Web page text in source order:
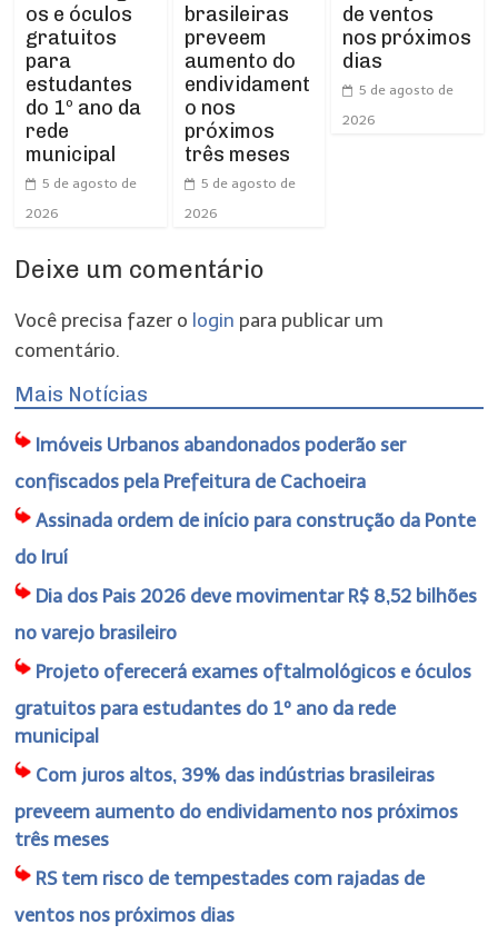
os e óculos
gratuitos
para
estudantes
do 1º ano da
rede
municipal
5 de agosto de
2026
brasileiras
preveem
aumento do
endividament
o nos
próximos
três meses
5 de agosto de
2026
de ventos
nos próximos
dias
5 de agosto de
2026
Deixe um comentário
Você precisa fazer o login para publicar um
comentário.
Mais Notícias
Imóveis Urbanos abandonados poderão ser
confiscados pela Prefeitura de Cachoeira
Assinada ordem de início para construção da Ponte
do Iruí
Dia dos Pais 2026 deve movimentar R$ 8,52 bilhões
no varejo brasileiro
Projeto oferecerá exames oftalmológicos e óculos
gratuitos para estudantes do 1º ano da rede
municipal
Com juros altos, 39% das indústrias brasileiras
preveem aumento do endividamento nos próximos
três meses
RS tem risco de tempestades com rajadas de
ventos nos próximos dias